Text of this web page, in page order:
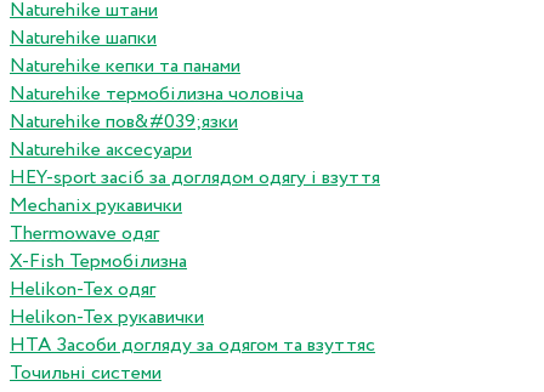
Naturehike штани
Naturehike шапки
Naturehike кепки та панами
Naturehike термобілизна чоловіча
Naturehike пов&#039;язки
Naturehike аксесуари
HEY-sport засіб за доглядом одягу і взуття
Mechanix рукавички
Thermowave одяг
X-Fish Термобілизна
Helikon-Tex одяг
Helikon-Tex рукавички
HTA Засоби догляду за одягом та взуттяс
Точильні системи